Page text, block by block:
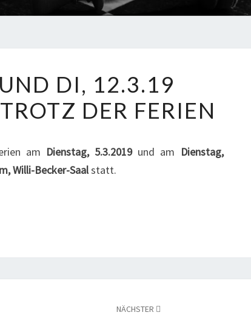
DI,
5.3.19
UND
12.3.19
JUGENDSCHACH
DI, 12.3.19
DER FERIEN
am Dienstag, 5.3.2019und am Dienstag,
Willi-Becker-Saalstatt.
NÄCHSTER